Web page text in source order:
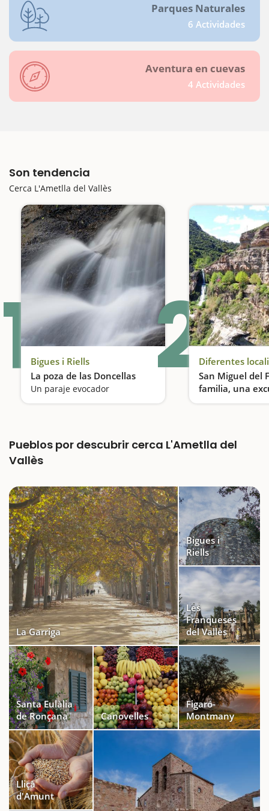
Parques Naturales
6 Actividades
Aventura en cuevas
4 Actividades
Son tendencia
Cerca L'Ametlla del Vallès
1 Bigues i Riells
La poza de las Doncellas
Un paraje evocador 2Diferentes
San Miguel del
familia, una
entre cascadas
Pueblos por descubrir cerca L'Ametlla del
Vallès
La Garriga
Bigues i
Riells
Les
Franqueses
del Vallès
Santa Eulàlia
de Ronçana
Canovelles
Figaró-
Montmany
Lliçà
d'Amunt